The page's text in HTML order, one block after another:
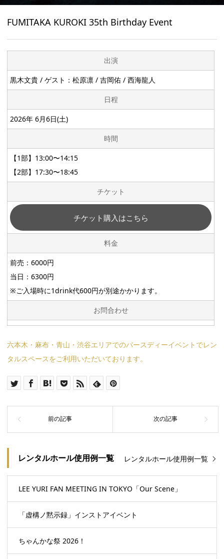
FUMITAKA KUROKI 35th Birthday Event
出演
黒木文貴 / ゲスト：松原凛 / 吉岡佑 / 西海龍人
日程
2026年 6月6日(土)
時間
【1部】13:00〜14:15
【2部】17:30〜18:45
チケット
チケット購入はこちら
料金
前売：6000円
当日：6300円
※ご入場時に1drink代600円が別途かかります。
お問合わせ
六本木・麻布・青山・渋谷エリアでのバースディーイベントでレン
タルスペースをご利用いただいております。
レンタルホール使用例一覧 レンタルホール使用例一覧
LEE YURI FAN MEETING IN TOKYO「Our Scene」
「虚構ノ黙示録」インストアイベント
ちゃんかな祭 2026！